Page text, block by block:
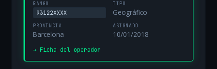
RANGO
93122XXXX
TIPO
Geográfico
PROVINCIA
Barcelona
ASIGNADO
10/01/2018
→ Ficha del operador